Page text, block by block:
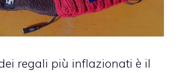
regali più inflazionati è il